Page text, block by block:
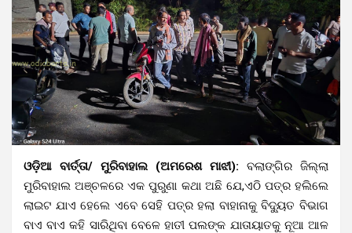
ଓଡ଼ିଆ ବାର୍ତ୍ତା/ ମୁରିବାହାଲ (ଅମରେଶ ମାଝୀ): ବଲାଙ୍ଗିର ଜିଲ୍ଲା
ମୁରିବାହାଲ ଅଞ୍ଚଳରେ ଏକ ପୁରୁଣା କଥା ଅଛି ଯେ,ଏଠି ପତ୍ର ହଲିଲେ
ଲାଇଟ ଯାଏ ହେଲେ ଏବେ ସେହି ପତ୍ର ହଲା ବାହାନାକୁ ବିଦ୍ୟୁତ ବିଭାଗ
ବାଏ ବାଏ କହି ସାରିଥିବା ବେଳେ ହାତୀ ପଲଙ୍କ ଯାତାୟାତକୁ ନୂଆ ଆଳ